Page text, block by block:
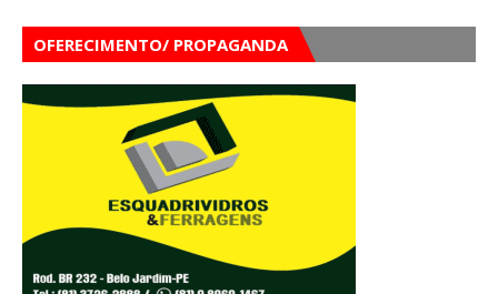
OFERECIMENTO/ PROPAGANDA